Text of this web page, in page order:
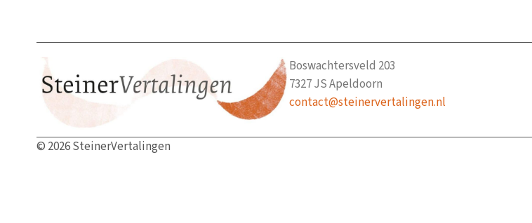
Boswachtersveld 203
7327 JS Apeldoorn
contact@steinervertalingen.nl
© 2026 SteinerVertalingen